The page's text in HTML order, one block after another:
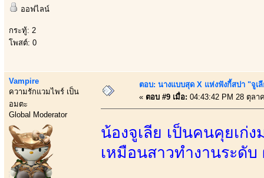
ออฟไลน์
กระทู้: 2
โพสต์: 0
Vampire
ความรักแวมไพร์ เป็น
อมตะ
Global Moderator
ตอบ: นางแบบสุด X แห่งฟังกี้สปา "จูเ
« ตอบ #9 เมื่อ: 04:43:42 PM 28 ตุลา
น้องจูเลีย เป็นคนคุยเก่
เหมือนสาวทำงานระดั